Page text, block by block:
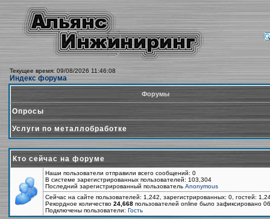
Текущее время: 09/08/2026 11:46:08
Индекс форума
Форумы
Опросы
Услуги по металлобработке
Кто сейчас на форуме
Наши пользователи отправили всего сообщений: 0
В системе зарегистрированных пользователей: 103,304
Последний зарегистрированный пользователь Anonymous
Сейчас на сайте пользователей: 1,242, зарегистрированных: 0, гостей:
Рекордное количество 24,668 пользователей online было зафиксировано
Подключены пользователи: Гость